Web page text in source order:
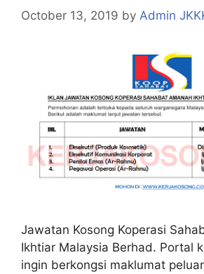
October 13, 2019 by Admin
Jawatan Kosong Koperasi
Ikhtiar Malaysia Berhad. Portal
ingin berkongsi maklumat